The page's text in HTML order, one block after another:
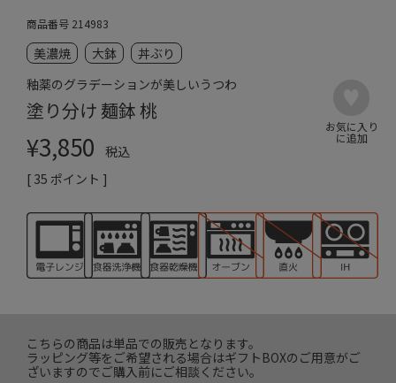
商品番号 214983
美濃焼 大鉢
丼ぶり
釉薬のグラデーションが美しいうつわ
塗り分け 麺鉢 桃
¥3,850
税込
[ 35 ポイント ]
こちらの商品は単品での販売となります。
ラッピング等をご希望される場合はギフトBOXのご用意がご
ざいますのでご購入前にご相談ください。